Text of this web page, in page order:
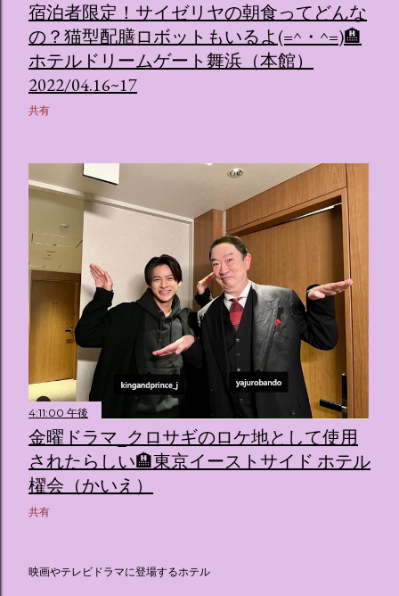
宿泊者限定！サイゼリヤの朝食ってどんな
の？猫型配膳ロボットもいるよ(=^・^=)🏨
ホテルドリームゲート舞浜（本館）
2022/04.16~17
共有
4:11:00 午後
金曜ドラマ_クロサギのロケ地として使用
されたらしい🏨東京イーストサイド ホテル
櫂会（かいえ）
共有
映画やテレビドラマに登場するホテル